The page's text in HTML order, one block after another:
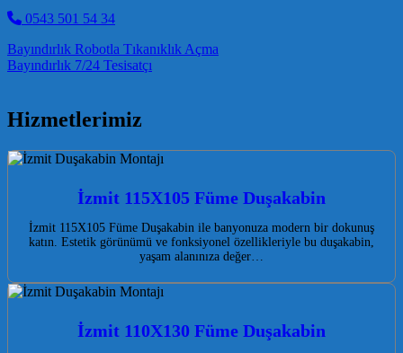
0543 501 54 34
Post navigation
Bayındırlık Robotla Tıkanıklık Açma
Bayındırlık 7/24 Tesisatçı
Hizmetlerimiz
İzmit 115X105 Füme Duşakabin
İzmit 115X105 Füme Duşakabin ile banyonuza modern bir dokunuş
katın. Estetik görünümü ve fonksiyonel özellikleriyle bu duşakabin,
yaşam alanınıza değer…
İzmit 110X130 Füme Duşakabin